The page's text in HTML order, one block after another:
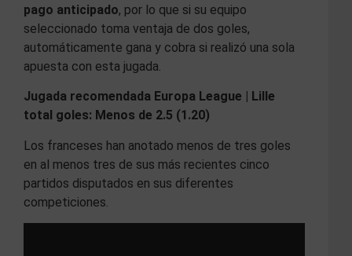
pago anticipado, por lo que si su equipo
seleccionado toma ventaja de dos goles,
automáticamente gana y cobra si realizó una sola
apuesta con esta jugada.
Jugada recomendada Europa League | Lille
total goles: Menos de 2.5 (1.20)
Los franceses han anotado menos de tres goles
en al menos tres de sus más recientes cinco
partidos disputados en sus diferentes
competiciones.